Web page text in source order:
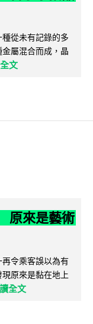
從未有記錄的多
屬混合而成，晶
文
原來是藝術
令乘客誤以為有
原來是黏在地上
全文